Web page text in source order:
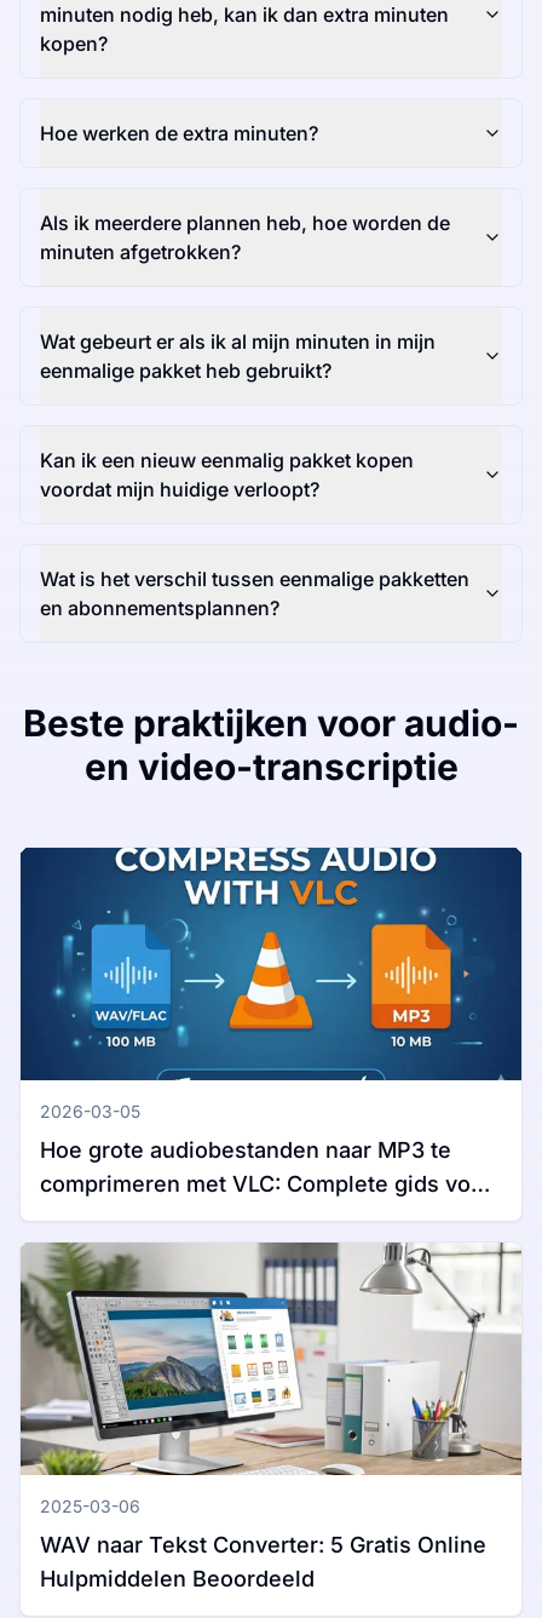
minuten nodig heb, kan ik dan extra minuten
kopen?
Hoe werken de extra minuten?
Als ik meerdere plannen heb, hoe worden de
minuten afgetrokken?
Wat gebeurt er als ik al mijn minuten in mijn
eenmalige pakket heb gebruikt?
Kan ik een nieuw eenmalig pakket kopen
voordat mijn huidige verloopt?
Wat is het verschil tussen eenmalige pakketten
en abonnementsplannen?
Beste praktijken voor audio-
en video-transcriptie
2026-03-05
Hoe grote audiobestanden naar MP3 te
comprimeren met VLC: Complete gids voor
Windows en Mac
2025-03-06
WAV naar Tekst Converter: 5 Gratis Online
Hulpmiddelen Beoordeeld